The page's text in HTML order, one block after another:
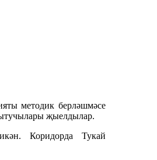
методик берләшмәсе
җыелдылар.
Коридорда Тукай